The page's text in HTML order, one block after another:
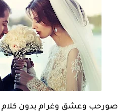
صورحب وعشق وغرام بدون كلام 2019 احلى رمزيات كابلز